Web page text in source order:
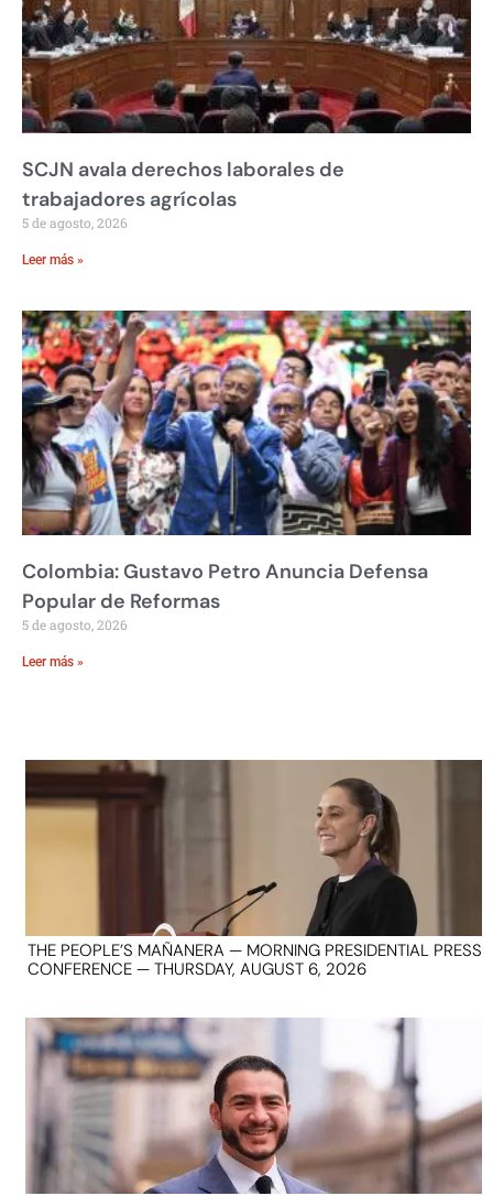
SCJN avala derechos laborales de
trabajadores agrícolas
5 de agosto, 2026
Leer más »
Colombia: Gustavo Petro Anuncia Defensa
Popular de Reformas
5 de agosto, 2026
Leer más »
THE PEOPLE’S MAÑANERA — MORNING PRESIDENTIAL PRESS
CONFERENCE — THURSDAY, AUGUST 6, 2026